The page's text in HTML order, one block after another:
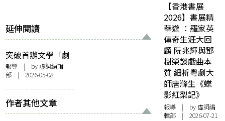
延伸閱讀
突破首辦文學「劇
本殺」！ 沉浸式解
謎重燃青年創作魂
抗衡AI時代文字冷
感
報導 | by 虛詞編輯
部 | 2026-05-08
作者其他文章
【香港書展
2026】書展精
華遊 ：羅家英
傳奇生涯大回
顧 阮兆輝與鄧
樹榮談戲曲本
質 細析粵劇大
師唐滌生《蝶
影紅梨記》
報導 | by 虛詞編
輯部 | 2026-07-21